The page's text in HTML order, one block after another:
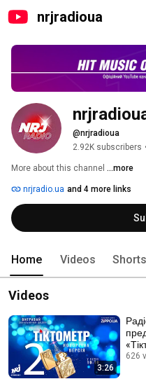
nrjradioua
@nrjradioua
2.92K subscribers •
More about this channel ...more
nrjradio.ua and 4 more links
Home Videos Shorts
Videos
3:26
626